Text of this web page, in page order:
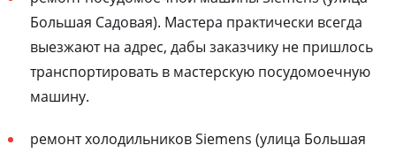
Большая Садовая). Мастера практически всегда
выезжают на адрес, дабы заказчику не пришлось
транспортировать в мастерскую посудомоечную
машину.
ремонт холодильников Siemens (улица Большая